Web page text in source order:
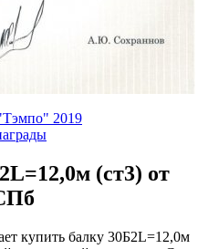
2019
(ст3) от
купить балку 30Б2L=12,0м